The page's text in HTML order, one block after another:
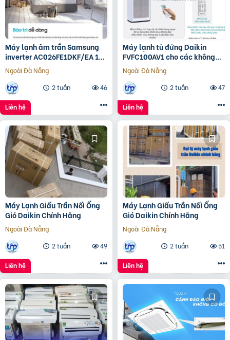
Máy lạnh âm trần Samsung
inverter AC026FE1DKF/EA 1
hướng công nghệ WindFree™
Ngoài Đà Nẵng
2 tuần
46
Liên hệ
Máy lạnh tủ đứng Daikin
FVFC100AV1 cho các không
gian rộng dưới 50m2
Ngoài Đà Nẵng
2 tuần
47
Liên hệ
Máy Lạnh Giấu Trần Nối Ống
Gió Daikin Chính Hãng
Ngoài Đà Nẵng
2 tuần
49
Liên hệ
Máy Lạnh Giấu Trần Nối Ống
Gió Daikin Chính Hãng
Ngoài Đà Nẵng
2 tuần
51
Liên hệ